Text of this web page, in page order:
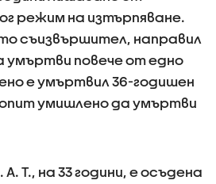
режим на изтърпяване.
съизвършител, направил
умъртви повече от едно
е умъртвил 36-годишен
умишлено да умъртви
Т., на 33 години, е осъдена